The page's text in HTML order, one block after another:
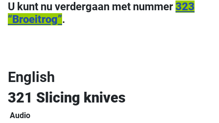
U kunt nu verdergaan met nummer 323
“Broeitrog”.
English
321 Slicing knives
Audio